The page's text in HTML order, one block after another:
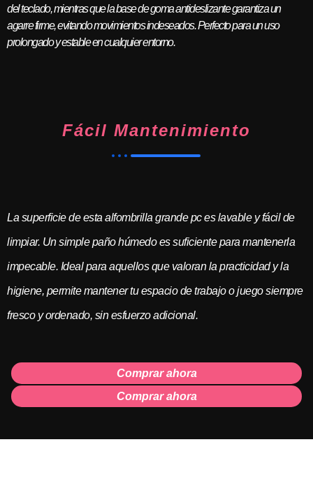
del teclado, mientras que la base de goma antideslizante garantiza un
agarre firme, evitando movimientos indeseados. Perfecto para un uso
prolongado y estable en cualquier entorno.
Fácil Mantenimiento
La superficie de esta alfombrilla grande pc es lavable y fácil de
limpiar. Un simple paño húmedo es suficiente para mantenerla
impecable. Ideal para aquellos que valoran la practicidad y la
higiene, permite mantener tu espacio de trabajo o juego siempre
fresco y ordenado, sin esfuerzo adicional.
Comprar ahora
Comprar ahora